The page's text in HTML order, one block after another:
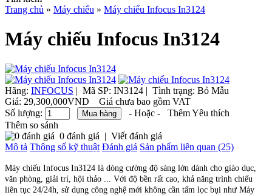
Trang chủ » Máy chiếu » Máy chiếu Infocus In3124
Máy chiếu Infocus In3124
Hãng: INFOCUS | Mã SP: IN3124 | Tình trạng: Bỏ Mẫu
Giá: 29,300,000VND
Giá chưa bao gồm VAT
Số lượng:
- Hoặc -
Thêm Yêu thích
Thêm so sánh
0 đánh giá | Viết đánh giá
Mô tả Thông số kỹ thuật Đánh giá Sản phẩm liên quan (25)
Máy chiếu Infocus In3124 là dòng cường độ sáng lớn dành cho giáo dục,
văn phòng, giải trí, hội thảo ... Với độ bền rất cao, khả năng trình chiếu
liên tục 24/24h, sử dụng công nghệ mới không cần tấm lọc bụi như Máy